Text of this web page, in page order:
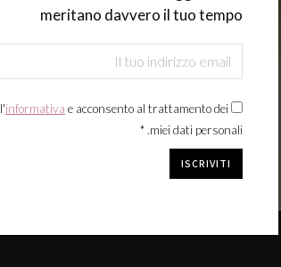
meritano davvero il tuo tempo
informativa e acconsento al trattamento dei
miei dati personali. *